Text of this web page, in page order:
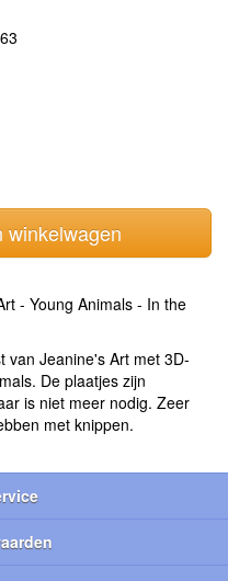
- Young Animals - In the
van Jeanine's Art met 3D-
De plaatjes zijn
is niet meer nodig. Zeer
met knippen.